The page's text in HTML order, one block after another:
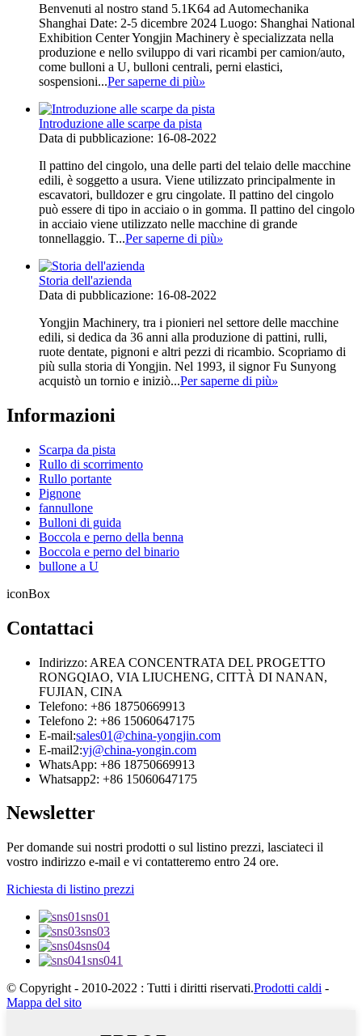
Benvenuti al nostro stand 5.1K64 ad Automechanika
Shanghai Date: 2-5 dicembre 2024 Luogo: Shanghai National
Exhibition Center Yongjin Machinery è specializzata nella
produzione e nello sviluppo di vari ricambi per camion/auto,
come bulloni a U, bulloni centrali, perni elastici,
sospensioni...Per saperne di più»
Introduzione alle scarpe da pista
Data di pubblicazione: 16-08-2022
Il pattino del cingolo, una delle parti del telaio delle macchine
edili, è soggetto a usura. Viene utilizzato principalmente in
escavatori, bulldozer e gru cingolate. Il pattino del cingolo
può essere di tipo in acciaio o in gomma. Il pattino del cingolo
in acciaio viene utilizzato nelle macchine di grande
tonnellaggio. T...Per saperne di più»
Storia dell'azienda
Data di pubblicazione: 16-08-2022
Yongjin Machinery, tra i pionieri nel settore delle macchine
edili, si dedica da 36 anni alla produzione di pattini, rulli,
ruote dentate, pignoni e altri pezzi di ricambio. Scopriamo di
più sulla storia di Yongjin. Nel 1993, il signor Fu Sunyong
acquistò un tornio e iniziò...Per saperne di più»
Informazioni
Scarpa da pista
Rullo di scorrimento
Rullo portante
Pignone
fannullone
Bulloni di guida
Boccola e perno della benna
Boccola e perno del binario
bullone a U
iconBox
Contattaci
Indirizzo: AREA CONCENTRATA DEL PROGETTO
RONGQIAO, VIA LIUCHENG, CITTÀ DI NANAN,
FUJIAN, CINA
Telefono: +86 18750669913
Telefono 2: +86 15060647175
E-mail:sales01@china-yongjin.com
E-mail2:yj@china-yongin.com
WhatsApp: +86 18750669913
Whatsapp2: +86 15060647175
Newsletter
Per domande sui nostri prodotti o sul listino prezzi, lasciateci il
vostro indirizzo e-mail e vi contatteremo entro 24 ore.
Richiesta di listino prezzi
sns01
sns03
sns04
sns041
© Copyright - 2010-2022 : Tutti i diritti riservati.Prodotti caldi -
Mappa del sito